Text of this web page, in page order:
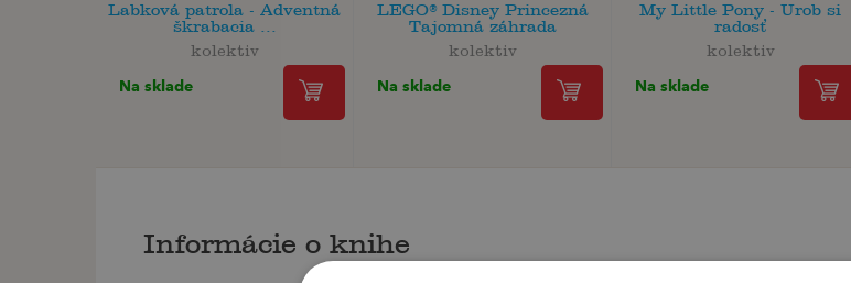
Labková patrola - Adventná
škrabacia ...
kolektiv
Na sklade
LEGO® Disney Princezná
Tajomná záhrada
kolektiv
Na sklade
My Little Pony - Urob si
radosť
kolektiv
Na sklade
Informácie o knihe